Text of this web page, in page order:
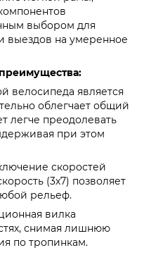
выбором для
выездов на умеренное
велосипеда является
облегчает общий
легче преодолевать
при этом
скоростей
(3х7) позволяет
рельеф.
вилка
снимая лишнюю
по тропинкам.